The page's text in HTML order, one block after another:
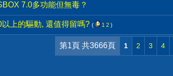
7.0多功能但無毒？
上的驅動, 還值得留嗎? ( 1 2 )
第1頁 共3666頁 1 2 3 4